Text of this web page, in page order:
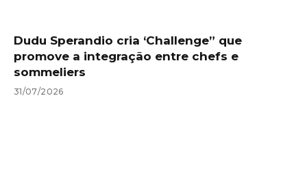
Dudu Sperandio cria ‘Challenge” que
promove a integração entre chefs e
sommeliers
31/07/2026